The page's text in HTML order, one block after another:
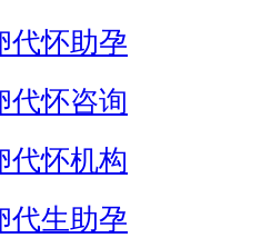
代怀助孕
代怀咨询
代怀机构
代生助孕